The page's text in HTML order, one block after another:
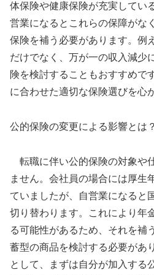
体保険や健康保険が充実してい
営業になるとこれらの保障がな
保険を補う必要があります。例
だけでなく、万が一の収入減少
険を検討することもおすすめで
に合わせた適切な保険選びを心
公的保険の変更による影響とは？
転職に伴い公的保険の対象や
ません。会社員の場合には厚生
ていましたが、自営業になると
切り替わります。これにより年
る可能性があるため、それを補
蓄型の商品を検討する必要があ
として、まずは自分が加入する